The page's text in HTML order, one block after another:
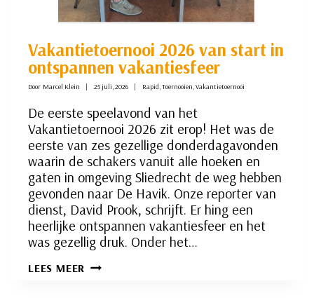
Vakantietoernooi 2026 van start in
ontspannen vakantiesfeer
Door Marcel Klein 25 juli, 2026 Rapid,Toernooien,Vakantietoernooi
De eerste speelavond van het
Vakantietoernooi 2026 zit erop! Het was de
eerste van zes gezellige donderdagavonden
waarin de schakers vanuit alle hoeken en
gaten in omgeving Sliedrecht de weg hebben
gevonden naar De Havik. Onze reporter van
dienst, David Prook, schrijft. Er hing een
heerlijke ontspannen vakantiesfeer en het
was gezellig druk. Onder het…
LEES MEER VAKANTIETOERNOOI